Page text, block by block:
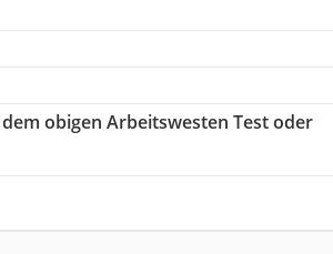
obigen Arbeitswesten Test oder